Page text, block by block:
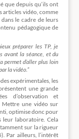
que depuis qu’ils ont
articles vidéo, comme
le cadre de leurs
pédagogique de
préparer les TP, je
avant la séance, et du
permet d’aller plus loin
la vidéo.”
expérimentales, les
une grande
d’observation et
Mettre une vidéo sur
optimise donc pour
leur laboratoire. Cela
sur la rigueur
Par ailleurs, l’intérêt